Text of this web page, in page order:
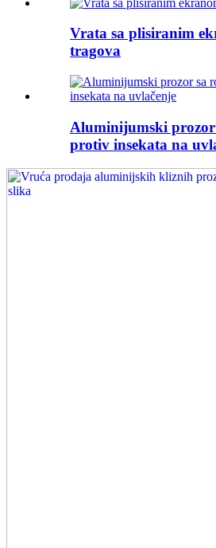
Vrata sa plisiranim
tragova
Aluminijumski prozor
protiv insekata na